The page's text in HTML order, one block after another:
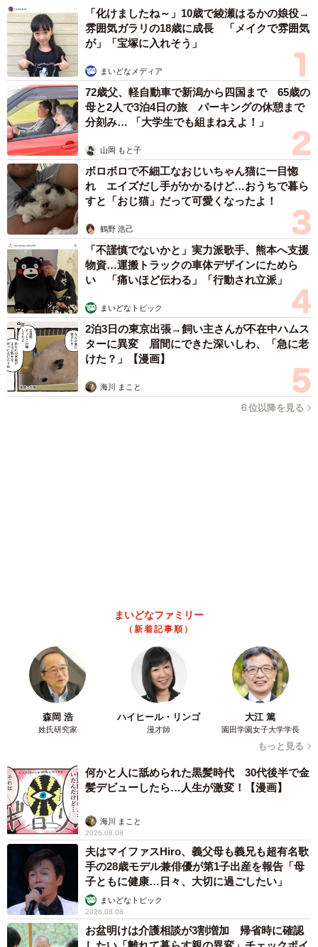
髪デビューしたら…人生が激変！【漫画】
海川 まこと
2026.08.08
夫はマイファスHiro、義父母も義兄も超有名歌
手の28歳モデル兼俳優が第1子出産を報告「母
子ともに健康…日々、大切に過ごしたい」
まいどなトピック
2026.08.08
お盆明けは介護相談が3割増加 帰省時に確認
したい「離れて暮らす親の異変」チェックポイ
ントは？
まいどなニュース情報部
2026.08.08
両親は「東京キッド」の看板役者 ライダー演じた42歳元俳優
が再婚妻との「ウエディングフォト」計画を明言 「センスあ
2026.08.08
「テレビより私を見て？」パパの目の前に陣取
る犬に1.4万いいね あまりにも健気な熱烈ア
ピールのちょっと切ない結末
梨木 香奈
太っ腹！京都の老舗中華料理店がフルコース料
理50人前を無料提供 「一市民としてお礼を」
2026.08.08
頼まれた高2息子 バイトで稼ぎすぎると扶養
を外れて税金や保険料が上がる？【FPが解
説】もくもくライターズ
2026.08.08
2泊3日の東京出張→飼い主さんが不在中ハムス
ターに異変 眉間にできた深いしわ、「急に老
けた？」【漫画】
海川 まこと
2026.08.08